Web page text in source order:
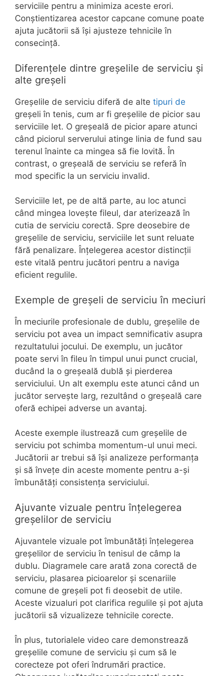
serviciile pentru a minimiza aceste erori.
Conștientizarea acestor capcane comune poate
ajuta jucătorii să își ajusteze tehnicile în
consecință.
Diferențele dintre greșelile de serviciu și
alte greșeli
Greșelile de serviciu diferă de alte tipuri de
greșeli în tenis, cum ar fi greșelile de picior sau
serviciile let. O greșeală de picior apare atunci
când piciorul serverului atinge linia de fund sau
terenul înainte ca mingea să fie lovită. În
contrast, o greșeală de serviciu se referă în
mod specific la un serviciu invalid.
Serviciile let, pe de altă parte, au loc atunci
când mingea lovește fileul, dar aterizează în
cutia de serviciu corectă. Spre deosebire de
greșelile de serviciu, serviciile let sunt reluate
fără penalizare. Înțelegerea acestor distincții
este vitală pentru jucători pentru a naviga
eficient regulile.
Exemple de greșeli de serviciu în meciuri
În meciurile profesionale de dublu, greșelile de
serviciu pot avea un impact semnificativ asupra
rezultatului jocului. De exemplu, un jucător
poate servi în fileu în timpul unui punct crucial,
ducând la o greșeală dublă și pierderea
serviciului. Un alt exemplu este atunci când un
jucător servește larg, rezultând o greșeală care
oferă echipei adverse un avantaj.
Aceste exemple ilustrează cum greșelile de
serviciu pot schimba momentum-ul unui meci.
Jucătorii ar trebui să își analizeze performanța
și să învețe din aceste momente pentru a-și
îmbunătăți consistența serviciului.
Ajuvante vizuale pentru înțelegerea
greșelilor de serviciu
Ajuvantele vizuale pot îmbunătăți înțelegerea
greșelilor de serviciu în tenisul de câmp la
dublu. Diagramele care arată zona corectă de
serviciu, plasarea picioarelor și scenariile
comune de greșeli pot fi deosebit de utile.
Aceste vizualuri pot clarifica regulile și pot ajuta
jucătorii să vizualizeze tehnicile corecte.
În plus, tutorialele video care demonstrează
greșelile comune de serviciu și cum să le
corecteze pot oferi îndrumări practice.